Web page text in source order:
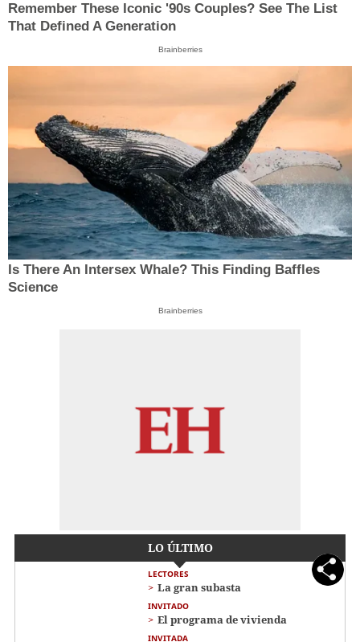
Remember These Iconic '90s Couples? See The List
That Defined A Generation
Brainberries
Is There An Intersex Whale? This Finding Baffles
Science
Brainberries
LO ÚLTIMO
LECTORES
La gran subasta
INVITADO
El programa de vivienda
INVITADA